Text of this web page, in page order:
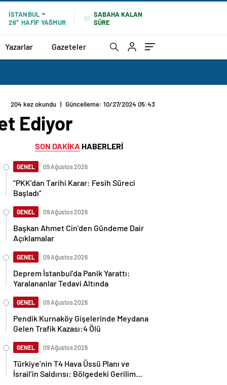
İSTANBUL
26° HAFİF YAĞMUR
SABAHA KALAN
SÜRE
Yazarlar Gazeteler
204 kez okundu | Güncelleme: 10/27/2024 05:43
Ediyor
SON DAKİKA HABERLERİ
GENEL 09 Ağustos 2026
“PKK’dan Tarihi Karar: Fesih Süreci
Başladı”
GENEL 09 Ağustos 2026
Başkan Ahmet Cin’den Gündeme Dair
Açıklamalar
GENEL 09 Ağustos 2026
Deprem İstanbul’da Panik Yarattı:
Yaralananlar Tedavi Altında
GENEL 09 Ağustos 2026
Pendik Kurnaköy Gişelerinde Meydana
Gelen Trafik Kazası:4 Ölü
GENEL 09 Ağustos 2026
Türkiye’nin T4 Hava Üssü Planı ve
İsrail’in Saldırısı: Bölgedeki Gerilim